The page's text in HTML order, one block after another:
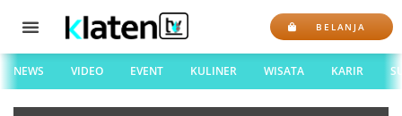
BELANJA
NEWS VIDEO EVENT KULINER WISATA KARIR